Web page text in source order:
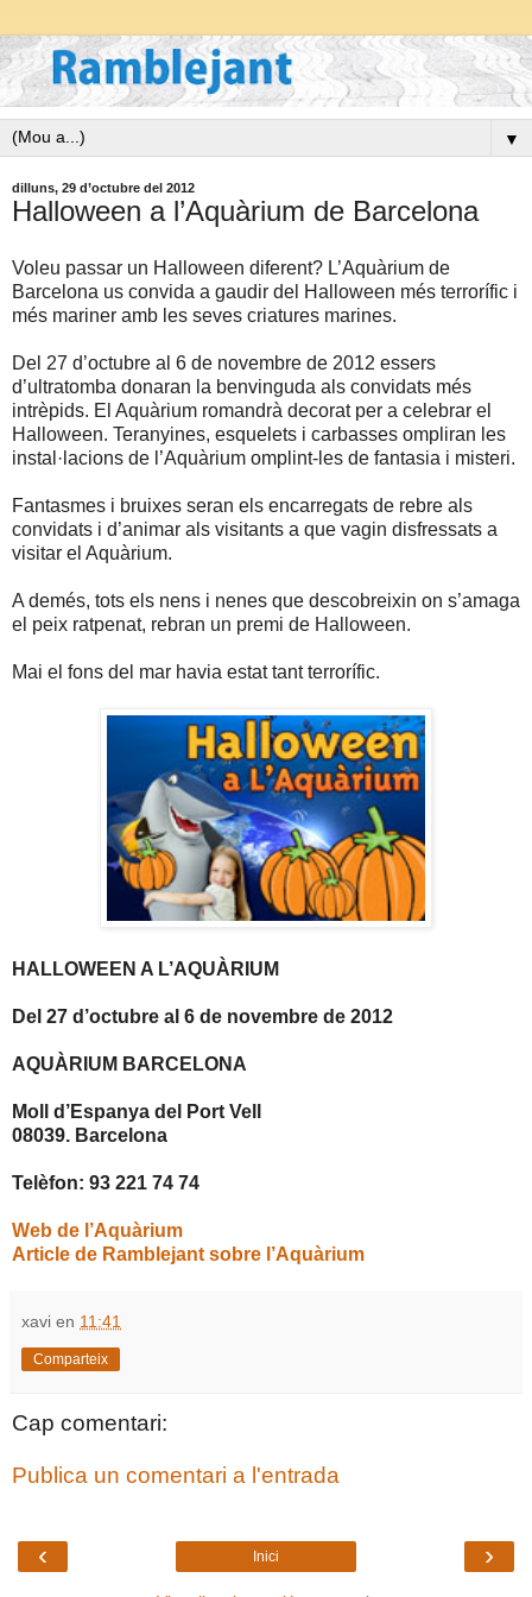
▼
dilluns, 29 d’octubre del 2012
Halloween a l’Aquàrium de Barcelona
Voleu passar un Halloween diferent? L’Aquàrium de
Barcelona us convida a gaudir del Halloween més terrorífic i
més mariner amb les seves criatures marines.
Del 27 d’octubre al 6 de novembre de 2012 essers
d’ultratomba donaran la benvinguda als convidats més
intrèpids. El Aquàrium romandrà decorat per a celebrar el
Halloween. Teranyines, esquelets i carbasses ompliran les
instal·lacions de l’Aquàrium omplint-les de fantasia i misteri.
Fantasmes i bruixes seran els encarregats de rebre als
convidats i d’animar als visitants a que vagin disfressats a
visitar el Aquàrium.
A demés, tots els nens i nenes que descobreixin on s’amaga
el peix ratpenat, rebran un premi de Halloween.
Mai el fons del mar havia estat tant terrorífic.
HALLOWEEN A L’AQUÀRIUM
Del 27 d’octubre al 6 de novembre de 2012
AQUÀRIUM BARCELONA
Moll d’Espanya del Port Vell
08039. Barcelona
Telèfon: 93 221 74 74
Web de l’Aquàrium
Article de Ramblejant sobre l’Aquàrium
xavi en 11:41
Comparteix
Cap comentari:
Publica un comentari a l'entrada
‹ ›
Inici